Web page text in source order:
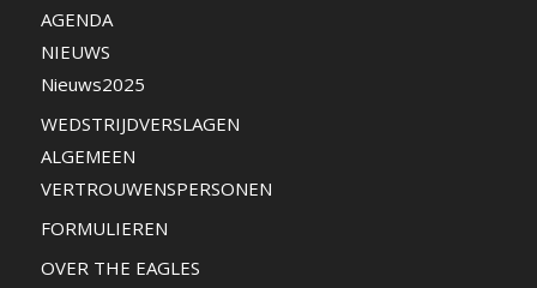
AGENDA
NIEUWS
Nieuws2025
WEDSTRIJDVERSLAGEN
ALGEMEEN
VERTROUWENSPERSONEN
FORMULIEREN
OVER THE EAGLES